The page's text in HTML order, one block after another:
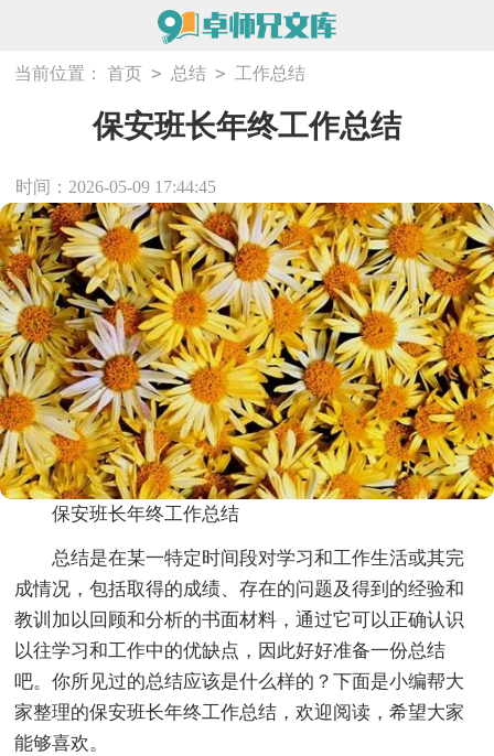
当前位置： 首页 > 总结 > 工作总结
保安班长年终工作总结
时间：2026-05-09 17:44:45
保安班长年终工作总结
总结是在某一特定时间段对学习和工作生活或其完
成情况，包括取得的成绩、存在的问题及得到的经验和
教训加以回顾和分析的书面材料，通过它可以正确认识
以往学习和工作中的优缺点，因此好好准备一份总结
吧。你所见过的总结应该是什么样的？下面是小编帮大
家整理的保安班长年终工作总结，欢迎阅读，希望大家
能够喜欢。